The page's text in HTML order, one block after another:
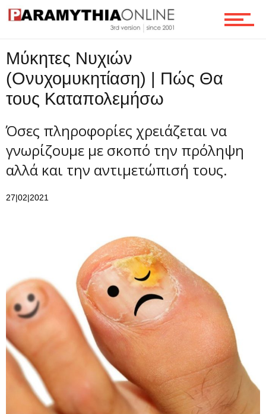
Ροή
Επικοινωνία
Μύκητες Νυχιών
(Ονυχομυκητίαση) | Πώς Θα
τους Καταπολεμήσω
Όσες πληροφορίες χρειάζεται να
γνωρίζουμε με σκοπό την πρόληψη
αλλά και την αντιμετώπισή τους.
27|02|2021